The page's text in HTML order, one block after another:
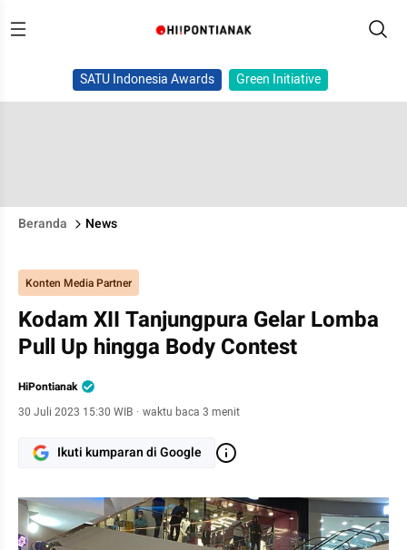
SATU Indonesia Awards Green Initiative
Beranda News
Konten Media Partner
Kodam XII Tanjungpura Gelar Lomba
Pull Up hingga Body Contest
HiPontianak
30 Juli 2023 15:30 WIB · waktu baca 3 menit
Ikuti kumparan di Google